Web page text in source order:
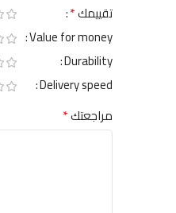
تقييمك*
Value for money
Durability
Delivery speed
مراجعتك*